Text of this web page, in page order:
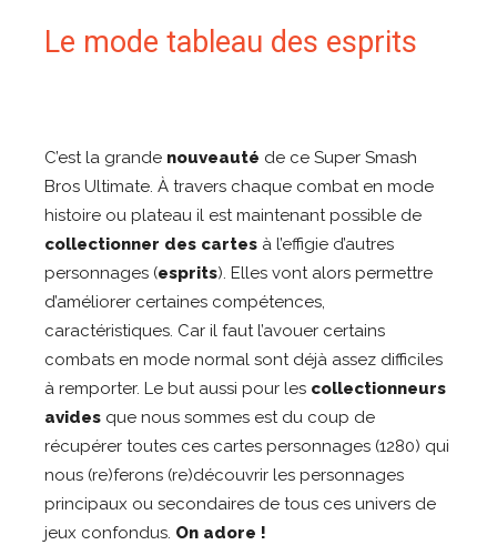
Le mode tableau des esprits
C’est la grande nouveauté de ce Super Smash
Bros Ultimate. À travers chaque combat en mode
histoire ou plateau il est maintenant possible de
collectionner des cartes à l’effigie d’autres
personnages (esprits). Elles vont alors permettre
d’améliorer certaines compétences,
caractéristiques. Car il faut l’avouer certains
combats en mode normal sont déjà assez difficiles
à remporter. Le but aussi pour les collectionneurs
avides que nous sommes est du coup de
récupérer toutes ces cartes personnages (1280) qui
nous (re)ferons (re)découvrir les personnages
principaux ou secondaires de tous ces univers de
jeux confondus. On adore !